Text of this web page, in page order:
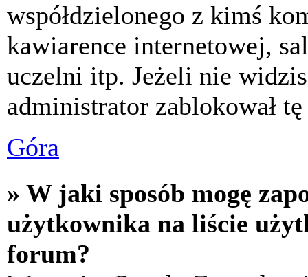
współdzielonego z kimś
kawiarence internetowej,
uczelni itp. Jeżeli nie
administrator zablokował
Góra
» W jaki sposób mogę
użytkownika na liście
forum?